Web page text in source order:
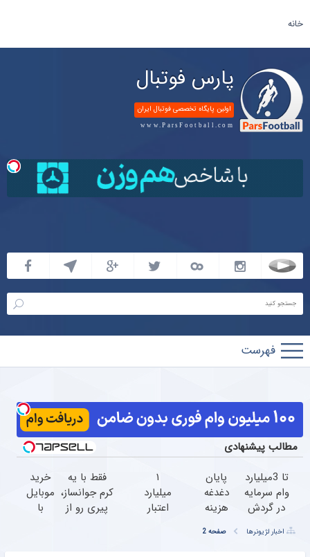
خانه
پارس فوتبال
اولین پایگاه تخصصی فوتبال ایران
www.ParsFootball.com
پارس
فوتبال
مطالب پیشنهادی
تا 3میلیارد
وام سرمایه
در گردش
=>
پایان
دغدغه
هزینه
دندان
۱
میلیارد
اعتبار
فقط با یه
کرم جوانساز،
پیری رو از
خرید
موبایل
با
اخبار لژیونرها صفحه 2